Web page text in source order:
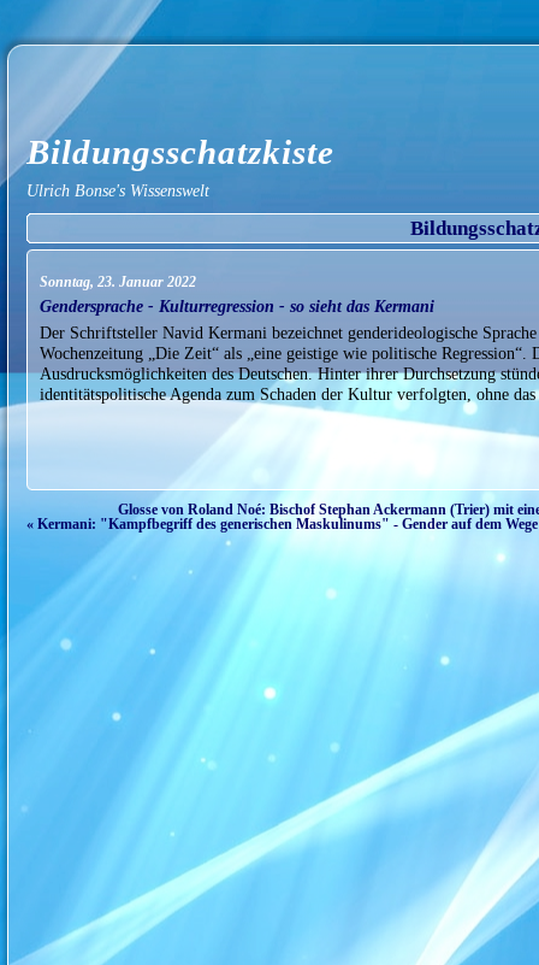
Bildungsschatzkiste
Ulrich Bonse's Wissenswelt
Sonntag, 23. Januar 2022
Gendersprache - Kulturregression - so sieht das Kermani
Der Schriftsteller Navid Kermani bezeichnet genderideologische
Wochenzeitung „Die Zeit“ als „eine geistige wie politische Regression“.
Ausdrucksmöglichkeiten des Deutschen. Hinter ihrer Durchsetzung
identitätspolitische Agenda zum Schaden der Kultur verfolgten, ohne das
Glosse von Roland Noé: Bischof Stephan Ackermann (Trier) mit
« Kermani: "Kampfbegriff des generischen Maskulinums" - Gender auf dem